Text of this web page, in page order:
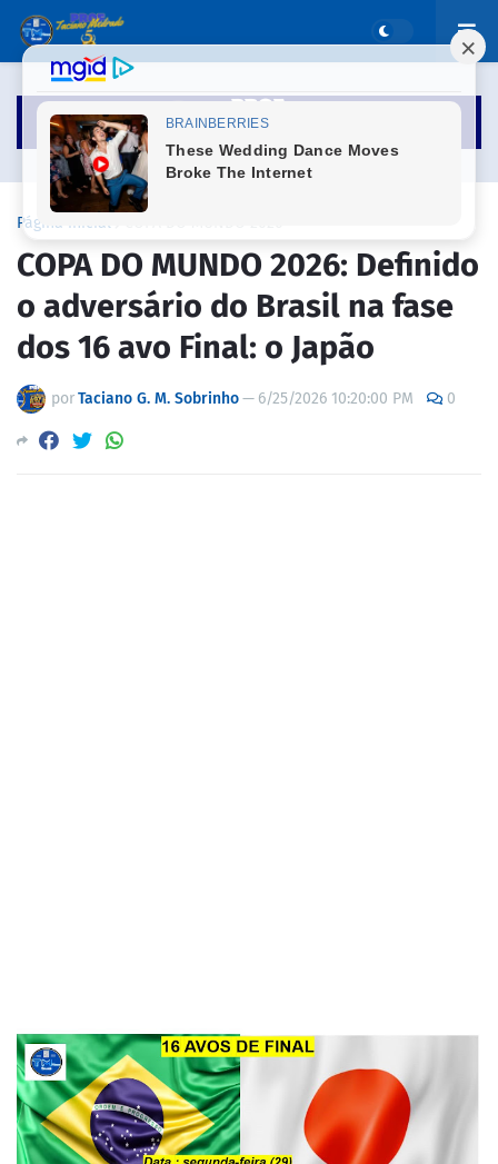
Página inicial
COPA DO MUNDO 2026: Definido
o adversário do Brasil na fase
dos 16 avo Final: o Japão
porTaciano G. M. Sobrinho— 6/25/2026 10:20:00 PM 0